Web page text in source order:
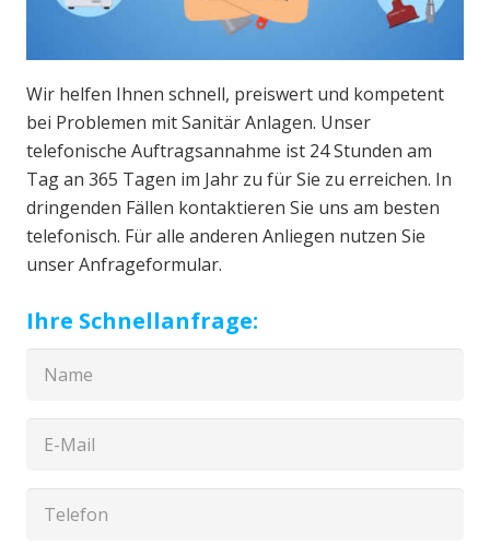
Wir helfen Ihnen schnell, preiswert und kompetent
bei Problemen mit Sanitär Anlagen. Unser
telefonische Auftragsannahme ist 24 Stunden am
Tag an 365 Tagen im Jahr zu für Sie zu erreichen. In
dringenden Fällen kontaktieren Sie uns am besten
telefonisch. Für alle anderen Anliegen nutzen Sie
unser Anfrageformular.
Ihre Schnellanfrage: